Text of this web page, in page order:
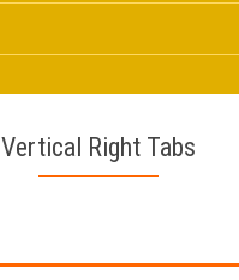
Vertical Right Tabs